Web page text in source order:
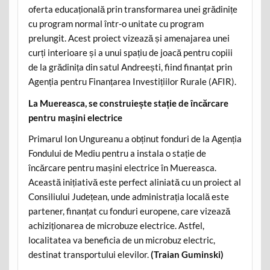
oferta educațională prin transformarea unei grădinițe
cu program normal într-o unitate cu program
prelungit. Acest proiect vizează și amenajarea unei
curți interioare și a unui spațiu de joacă pentru copiii
de la grădinița din satul Andreești, fiind finanțat prin
Agenția pentru Finanțarea Investițiilor Rurale (AFIR).
La Muereasca, se construiește stație de încărcare
pentru mașini electrice
Primarul Ion Ungureanu a obținut fonduri de la Agenția
Fondului de Mediu pentru a instala o stație de
încărcare pentru mașini electrice în Muereasca.
Această inițiativă este perfect aliniată cu un proiect al
Consiliului Județean, unde administrația locală este
partener, finanțat cu fonduri europene, care vizează
achiziționarea de microbuze electrice. Astfel,
localitatea va beneficia de un microbuz electric,
destinat transportului elevilor.(Traian Guminski)